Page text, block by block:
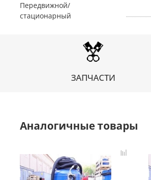
Передвижной/
стационарный
ЗАПЧАСТИ
Аналогичные товары